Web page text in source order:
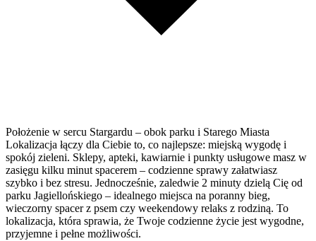
Położenie w sercu Stargardu – obok parku i Starego Miasta
Lokalizacja łączy dla Ciebie to, co najlepsze: miejską wygodę i
spokój zieleni. Sklepy, apteki, kawiarnie i punkty usługowe masz w
zasięgu kilku minut spacerem – codzienne sprawy załatwiasz
szybko i bez stresu. Jednocześnie, zaledwie 2 minuty dzielą Cię od
parku Jagiellońskiego – idealnego miejsca na poranny bieg,
wieczorny spacer z psem czy weekendowy relaks z rodziną. To
lokalizacja, która sprawia, że Twoje codzienne życie jest wygodne,
przyjemne i pełne możliwości.